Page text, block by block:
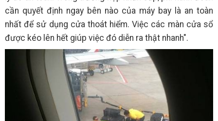
cần quyết định ngay bên nào của máy bay là an toàn
nhất để sử dụng cửa thoát hiểm. Việc các màn cửa sổ
được kéo lên hết giúp việc đó diễn ra thật nhanh".